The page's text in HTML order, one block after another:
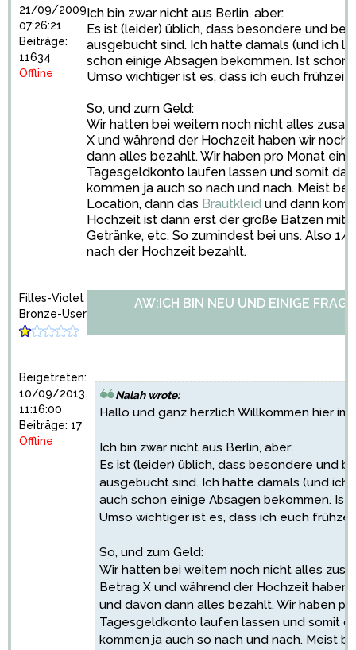
21/09/2009
07:26:21
Beiträge:
11634
Offline
Ich bin zwar nicht aus Berlin, aber:
Es ist (leider) üblich, dass besondere und
ausgebucht sind. Ich hatte damals (und ich
schon einige Absagen bekommen. Ist schon
Umso wichtiger ist es, dass ich euch
So, und zum Geld:
Wir hatten bei weitem noch nicht alles
X und während der Hochzeit haben wir
dann alles bezahlt. Wir haben pro Monat
Tagesgeldkonto laufen lassen und somit
kommen ja auch so nach und nach. Meist
Location, dann das Brautkleid und dann
Hochzeit ist dann erst der große Batzen mit
Getränke, etc. So zumindest bei uns. Also
nach der Hochzeit bezahlt.
Filles-Violet
Bronze-User
Beigetreten:
10/09/2013
11:16:00
Beiträge: 17
Offline
AW:ICH BIN NEU UND EINIGE
Nalah wrote:
Hallo und ganz herzlich Willkommen hier
Ich bin zwar nicht aus Berlin, aber:
Es ist (leider) üblich, dass besondere und
ausgebucht sind. Ich hatte damals (und ich
auch schon einige Absagen bekommen. Ist
Umso wichtiger ist es, dass ich euch
So, und zum Geld:
Wir hatten bei weitem noch nicht alles
Betrag X und während der Hochzeit
und davon dann alles bezahlt. Wir haben
Tagesgeldkonto laufen lassen und somit
kommen ja auch so nach und nach. Meist